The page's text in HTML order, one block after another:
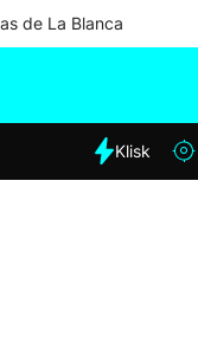
de La Blanca
Klisk